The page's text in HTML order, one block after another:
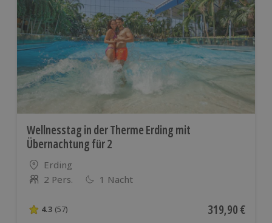
Wellnesstag in der Therme Erding mit
Übernachtung für 2
Standort
Erding
Anzahl der Teilnehmer
2 Pers. 1 Nacht
4.3 von 5 Sternen basierend auf 57 Bewertungen
4.3 (57) Aktueller Preis
319,90 €